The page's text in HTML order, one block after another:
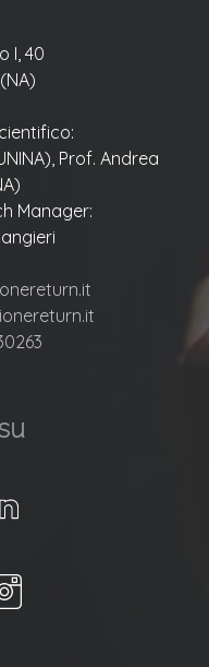
I, 40
Prof. Andrea
Manager: